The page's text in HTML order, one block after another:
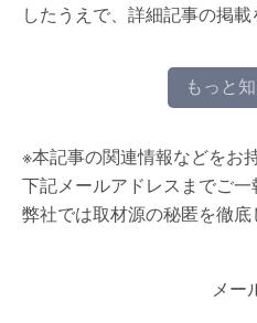
したうえで、詳細記事の掲載
もっと
※本記事の関連情報などをお
下記メールアドレスまでご一
弊社では取材源の秘匿を徹底
メー